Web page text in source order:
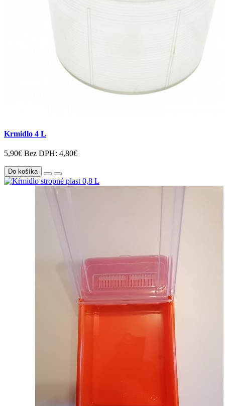
Krmidlo 4 L
5,90€ Bez DPH: 4,80€
Do košíka